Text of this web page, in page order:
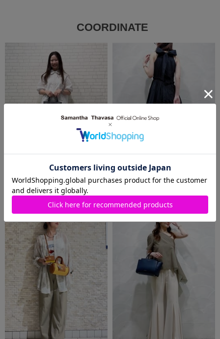
COORDINATE
2026.08.06
Samantha Thavasa
Samantha Thavasa